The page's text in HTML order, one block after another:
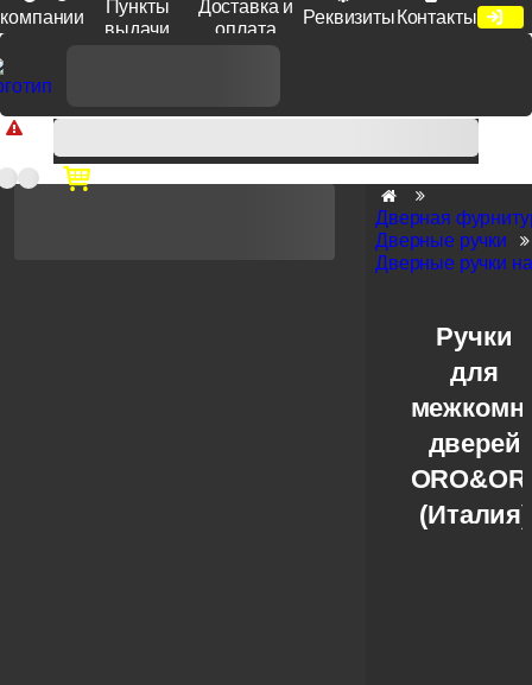
компании
Пункты
выдачи
Доставка и
оплата
Реквизиты Контакты
Доп. скидка от цен на сайте 7% при заказе от 50 тыс. руб
продукции Venezia, Fratelli, Tupai, Extreza, Melodia, Forme при
оплате по счету.
Дверная
Дверные ручки
Дверные ручки на
Ручки
для
дверей
(Италия)